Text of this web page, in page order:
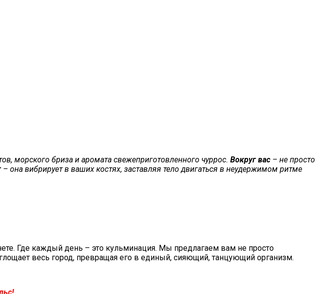
морского бриза и аромата свежеприготовленного чуррос. Вокруг вас – не просто
– она вибрирует в ваших костях, заставляя тело двигаться в неудержимом ритме
Где каждый день – это кульминация. Мы предлагаем вам не просто
весь город, превращая его в единый, сияющий, танцующий организм.